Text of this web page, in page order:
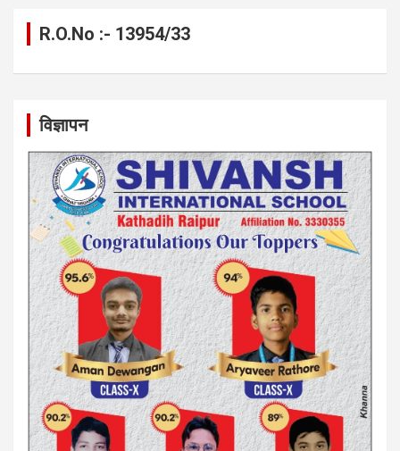
R.O.No :- 13954/33
विज्ञापन